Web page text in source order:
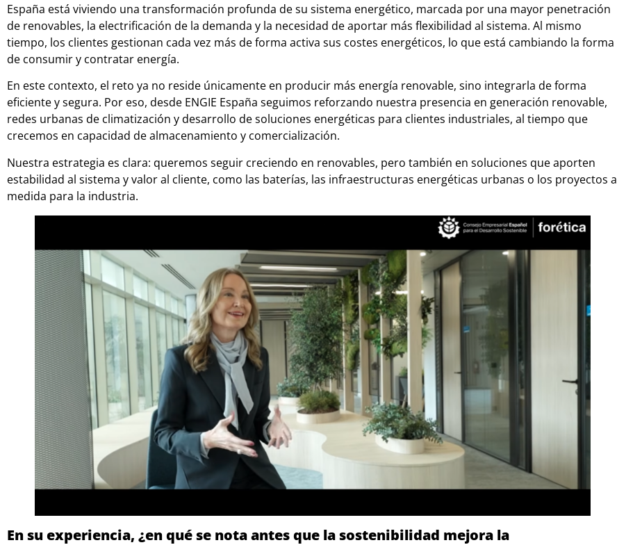
España está viviendo una transformación profunda de su sistema energético, marcada por una mayor penetración
de renovables, la electrificación de la demanda y la necesidad de aportar más flexibilidad al sistema. Al mismo
tiempo, los clientes gestionan cada vez más de forma activa sus costes energéticos, lo que está cambiando la forma
de consumir y contratar energía.
En este contexto, el reto ya no reside únicamente en producir más energía renovable, sino integrarla de forma
eficiente y segura. Por eso, desde ENGIE España seguimos reforzando nuestra presencia en generación renovable,
redes urbanas de climatización y desarrollo de soluciones energéticas para clientes industriales, al tiempo que
crecemos en capacidad de almacenamiento y comercialización.
Nuestra estrategia es clara: queremos seguir creciendo en renovables, pero también en soluciones que aporten
estabilidad al sistema y valor al cliente, como las baterías, las infraestructuras energéticas urbanas o los proyectos a
medida para la industria.
En su experiencia, ¿en qué se nota antes que la sostenibilidad mejora la